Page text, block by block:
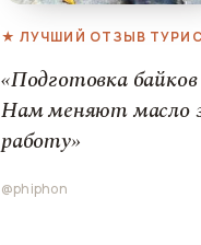
★ ЛУЧШИЙ ОТЗЫВ
«Подготовка
Нам меняют масло
работу»
@phiphon